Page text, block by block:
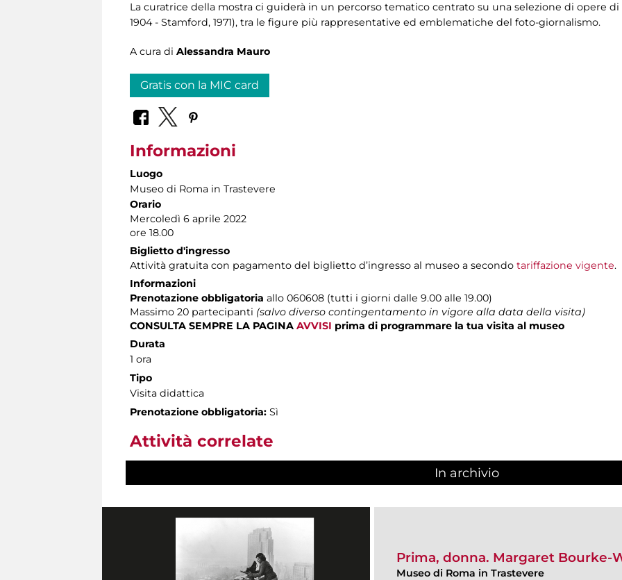
La curatrice della mostra ci guiderà in un percorso tematico centrato su una selezione di opere
1904 - Stamford, 1971), tra le figure più rappresentative ed emblematiche del foto-giornalismo.
A cura di Alessandra Mauro
Gratis con la MIC card
Informazioni
Luogo
Museo di Roma in Trastevere
Orario
Mercoledì 6 aprile 2022
ore 18.00
Biglietto d'ingresso
Attività gratuita con pagamento del biglietto d’ingresso al museo a secondo tariffazione vigente.
Informazioni
Prenotazione obbligatoria allo 060608 (tutti i giorni dalle 9.00 alle 19.00)
Massimo 20 partecipanti (salvo diverso contingentamento in vigore alla data della visita)
CONSULTA SEMPRE LA PAGINA AVVISI prima di programmare la tua visita al museo
Durata
1 ora
Tipo
Visita didattica
Prenotazione obbligatoria: Sì
Attività correlate
In archivio
Prima, donna. Margaret Bourke-
Museo di Roma in Trastevere